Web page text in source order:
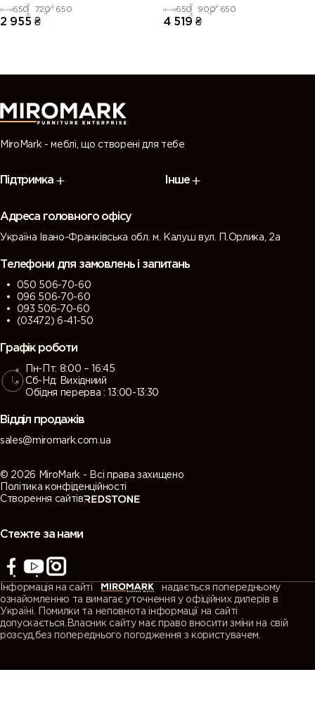
650 720 650
2 955 ₴
650 900 650
4 519 ₴
MiroMark - меблі, що створені для тебе
Підтримка Інше
Адреса головного офісу
Україна Івано-Франківська обл. м. Калуш вул. П.Орлика, 2а
Телефони для замовлень і запитань
050 506-70-60
096 506-70-60
093 506-70-60
(03472) 6-41-50
Графік роботи
Пн-Пт: 8:00 – 16:45
Сб-Нд: Вихідниий
Обідня перерва : 13:00-13:30
Відділ продажів
sales@miromark.com.ua
© 2026 MiroMark - Всі права захищено
Політика конфіденційності
Створення сайтів
Стежте за нами
Інформація на сайті
надається попередньому
ознайомленню та вимагає уточнення у офіційних дилерів в
Україні. Помилки та неповнота інформації на сайті
допускається.Власник сайту має право вносити зміни на свій
розсуд,без попереднього погодження з користувачем.